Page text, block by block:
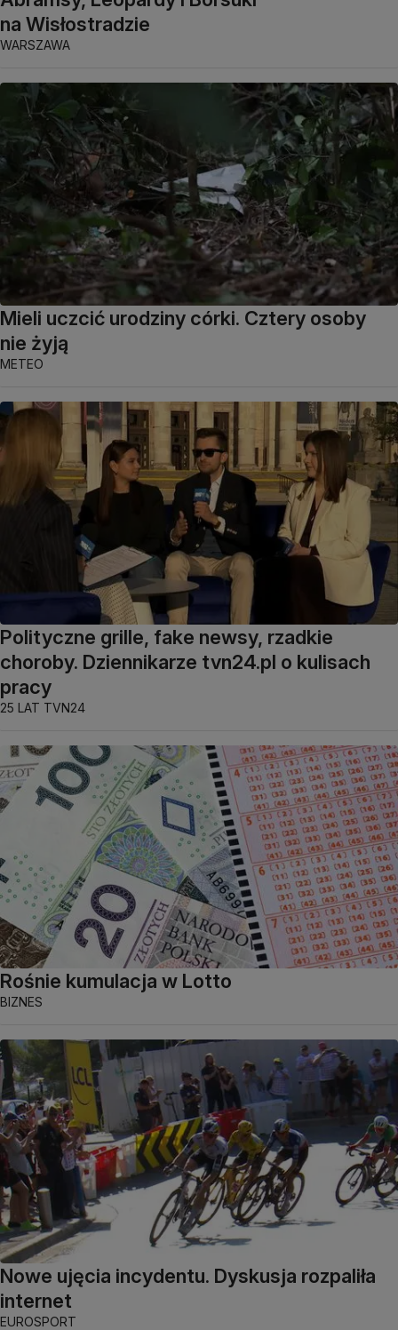
na Wisłostradzie
WARSZAWA
Mieli uczcić urodziny córki. Cztery osoby
nie żyją
METEO
Polityczne grille, fake newsy, rzadkie
choroby. Dziennikarze tvn24.pl o kulisach
pracy
25 LAT TVN24
Rośnie kumulacja w Lotto
BIZNES
Nowe ujęcia incydentu. Dyskusja rozpaliła
internet
EUROSPORT